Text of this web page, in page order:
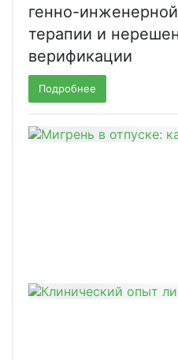
генно-
терапии и
верификации
Подробнее